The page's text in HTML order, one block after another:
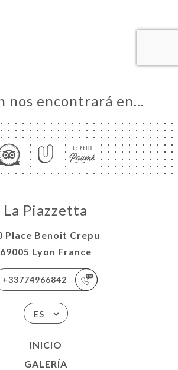
nos encontrará en…
La Piazzetta
Place Benoît Crepu
69005 Lyon France
+33774966842
ES
INICIO
GALERÍA